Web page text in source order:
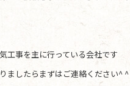
工事を主に行っている会社です
ましたらまずはご連絡ください^ ^